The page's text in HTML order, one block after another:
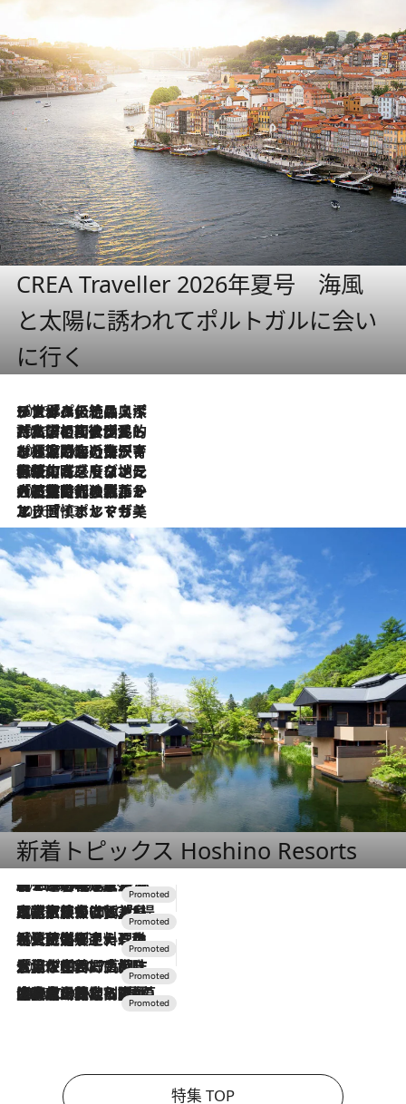
CREA Traveller 2026年夏号 海風
と太陽に誘われてポルトガルに会い
に行く
2026.8.8
リスボンの絶品スイーツ「パステル・デ・ナタ」とは？ポルトガル伝統の奥深い世界へ
2026.7.27
「私の祖国はポルトガル語です」国民的詩人フェルナンド・ペソアと、彼が愛した文学の街を歩く
2026.7.26
ポルトガル近海が育む極上の海の幸。キリリと冷えた白ワインと愉しむ、シーフード専門店の贅沢
2026.7.22
伝統の味をモダンに昇華。高感度な地元客が集う、リスボンの最旬ガストロノミー
2026.7.21
大航海時代の栄華から、震災、独裁、そして革命へ。ポルトガル・首都リスボンの石畳に刻まれた「歴史の光と影」
2026.7.13
エッセイ・ヤマザキマリ「慎ましくも美しき国 ポルトガル」
新着トピックス Hoshino Resorts
2026.8.7
【トンボの足水浴】ヒノキの香りに包まれて涼感マックス！約13℃の湧水かけ流しを避暑地「星野温泉 トンボの湯」で体験
2026.7.31
【ホテル帰省】という選択肢をOMOが提案。家族とほどよい距離を保つには「昼は実家、夜は気兼ねなくホテルで！」
2026.7.24
【夏限定ディナーコース】旬を迎える稚鮎や花ズッキーニなどをイタリア・トスカーナの郷土料理の手法で満喫！
2026.7.17
「土佐和ハーブかき氷」がOMO7高知に登場！生姜、山椒、大葉など目にも舌にも涼を呼ぶ郷土の味
2026.7.10
NEW OPEN！【界 草津】名湯の地に誕生。趣の異なる2種の温泉と上州ならではの会席・蕎麦割烹など美食を味わう究極の癒やし旅
特集 TOP